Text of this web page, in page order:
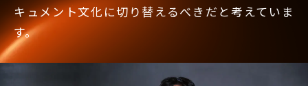
キュメント文化に切り替えるべきだと考えていま
す。